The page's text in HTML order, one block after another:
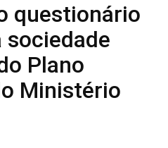
questionário
sociedade
Plano
Ministério